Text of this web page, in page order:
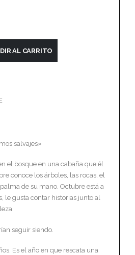
AL CARRITO
salvajes»
el bosque en una cabaña que él
conoce los árboles, las rocas, el
de su mano. Octubre está a
le gusta contar historias junto al
seguir siendo.
Es el año en que rescata una